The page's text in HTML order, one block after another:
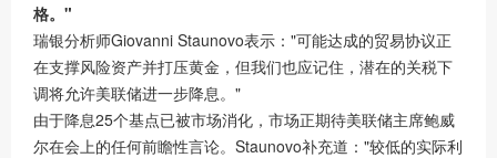
格。"
瑞银分析师Giovanni Staunovo表示："可能达成的贸易协议正
在支撑风险资产并打压黄金，但我们也应记住，潜在的关税下
调将允许美联储进一步降息。"
由于降息25个基点已被市场消化，市场正期待美联储主席鲍威
尔在会上的任何前瞻性言论。Staunovo补充道："较低的实际利